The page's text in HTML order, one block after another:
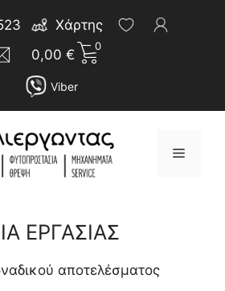
Χάρτης
0,00 €
0
Viber
ΕΡΓΑΣΙΑΣ
αποτελέσματος